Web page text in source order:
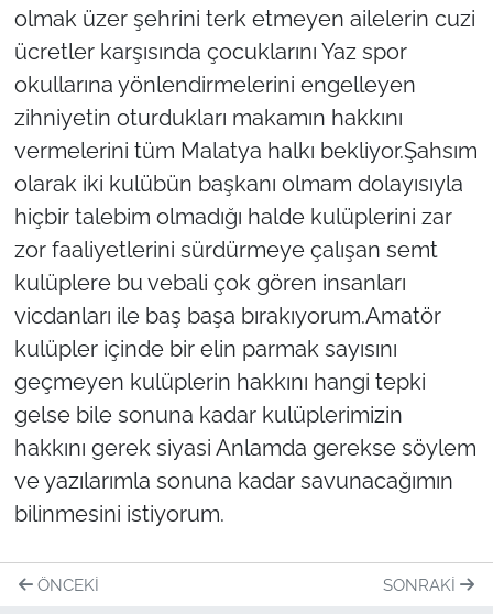
olmak üzer şehrini terk etmeyen ailelerin cuzi
ücretler karşısında çocuklarını Yaz spor
okullarına yönlendirmelerini engelleyen
zihniyetin oturdukları makamın hakkını
vermelerini tüm Malatya halkı bekliyor.Şahsım
olarak iki kulübün başkanı olmam dolayısıyla
hiçbir talebim olmadığı halde kulüplerini zar
zor faaliyetlerini sürdürmeye çalışan semt
kulüplere bu vebali çok gören insanları
vicdanları ile baş başa bırakıyorum.Amatör
kulüpler içinde bir elin parmak sayısını
geçmeyen kulüplerin hakkını hangi tepki
gelse bile sonuna kadar kulüplerimizin
hakkını gerek siyasi Anlamda gerekse söylem
ve yazılarımla sonuna kadar savunacağımın
bilinmesini istiyorum.
ÖNCEKI SONRAKI